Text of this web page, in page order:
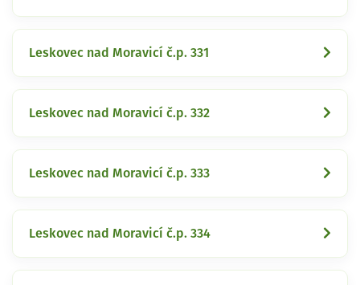
Leskovec nad Moravicí č.p. 331
Leskovec nad Moravicí č.p. 332
Leskovec nad Moravicí č.p. 333
Leskovec nad Moravicí č.p. 334